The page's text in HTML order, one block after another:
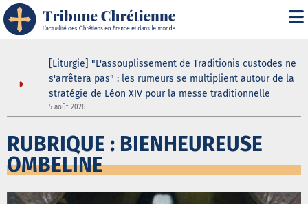
[Liturgie] "L'assouplissement de Traditionis custodes ne
s'arrêtera pas" : les rumeurs se multiplient autour de la
stratégie de Léon XIV pour la messe traditionnelle
5 août 2026
RUBRIQUE : BIENHEUREUSE
OMBELINE